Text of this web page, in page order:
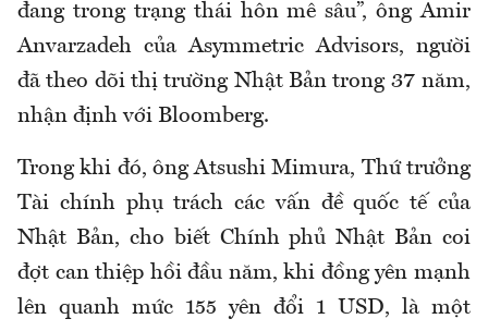
đang trong trạng thái hôn mê sâu”, ông Amir
Anvarzadeh của Asymmetric Advisors, người
đã theo dõi thị trường Nhật Bản trong 37 năm,
nhận định với Bloomberg.
Trong khi đó, ông Atsushi Mimura, Thứ trưởng
Tài chính phụ trách các vấn đề quốc tế của
Nhật Bản, cho biết Chính phủ Nhật Bản coi
đợt can thiệp hồi đầu năm, khi đồng yên mạnh
lên quanh mức 155 yên đổi 1 USD, là một